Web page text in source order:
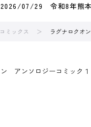
2026/07/29 令和8年熊本
コミックス ラグナロクオ